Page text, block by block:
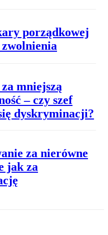
porządkowej
mniejszą
– czy szef
dyskryminacji?
za nierówne
jak za